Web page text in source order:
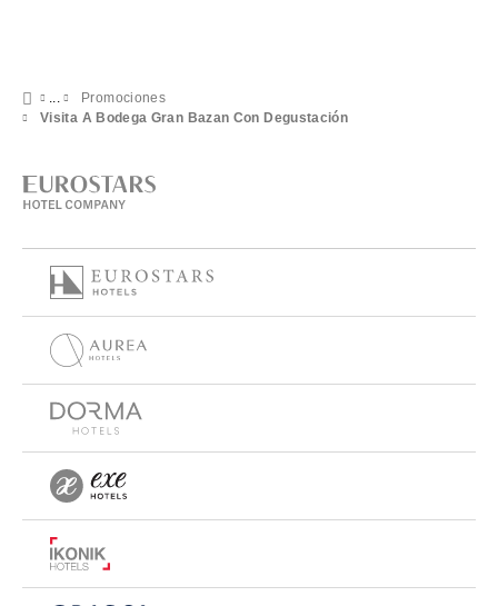
Promociones
Visita A Bodega Gran Bazan Con Degustación